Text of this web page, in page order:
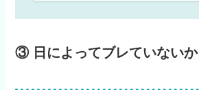
③ 日によってブレていないか